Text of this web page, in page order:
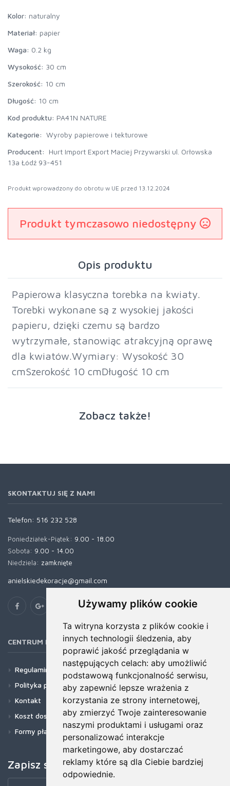
Używamy plików cookie
Ta witryna korzysta z plików cookie i
innych technologii śledzenia, aby
poprawić jakość przeglądania w
następujących celach: aby umożliwić
podstawową funkcjonalność serwisu,
aby zapewnić lepsze wrażenia z
korzystania ze strony internetowej,
aby zmierzyć Twoje zainteresowanie
naszymi produktami i usługami oraz
personalizować interakcje
marketingowe, aby dostarczać
reklamy które są dla Ciebie bardziej
odpowiednie.
Kolor: naturalny
Materiał: papier
Waga: 0.2 kg
Wysokość: 30 cm
Szerokość: 10 cm
Długość: 10 cm
Kod produktu: PA41N NATURE
Kategorie: Wyroby papierowe i tekturowe
Producent:
Hurt Import Export Maciej Przywarski ul. Orłowska
13a Łódź 93-451
Produkt wprowadzony do obrotu w UE przed 13.12.2024
Produkt tymczasowo niedostępny
Opis produktu
Papierowa klasyczna torebka na kwiaty.
Torebki wykonane są z wysokiej jakości
papieru, dzięki czemu są bardzo
wytrzymałe, stanowiąc atrakcyjną oprawę
dla kwiatów.Wymiary: Wysokość 30
cmSzerokość 10 cmDługość 10 cm
Zobacz także!
SKONTAKTUJ SIĘ Z NAMI
Telefon: 516 232 528
Poniedziałek-Piątek: 9.00 - 18.00
Sobota: 9.00 - 14.00
Niedziela: zamknięte
anielskiedekoracje@gmail.com
CENTRUM POMOCY
Regulamin
Polityka prywatności
Kontakt
Koszt dostawy
Formy płatności
Zapisz się do newslettera!